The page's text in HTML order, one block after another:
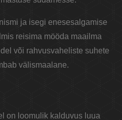
ja isegi enesesalgamise
reisima mööda maailma
või rahvusvaheliste suhete
välismaalane.
on loomulik kalduvus luua